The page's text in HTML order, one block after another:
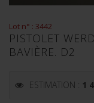
Lot n° : 3442
PISTOLET
BAVIÈRE. D2
ESTIMATION : 1